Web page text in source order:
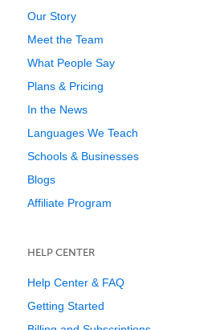
Our Story
Meet the Team
What People Say
Plans & Pricing
In the News
Languages We Teach
Schools & Businesses
Blogs
Affiliate Program
HELP CENTER
Help Center & FAQ
Getting Started